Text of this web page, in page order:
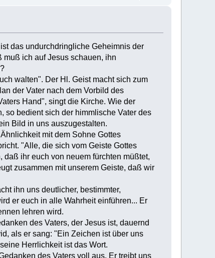
das undurchdringliche Geheimnis der
ich auf Jesus schauen, ihn
walten". Der Hl. Geist macht sich zum
der Vater nach dem Vorbild des
Hand", singt die Kirche. Wie der
so bedient sich der himmlische Vater des
Bild in uns auszugestalten.
mit dem Sohne Gottes
"Alle, die sich vom Geiste Gottes
daß ihr euch von neuem fürchten müßtet,
zusammen mit unserem Geiste, daß wir
ihn uns deutlicher, bestimmter,
er euch in alle Wahrheit einführen... Er
lehren wird.
des Vaters, der Jesus ist, dauernd
als er sang: "Ein Zeichen ist über uns
Herrlichkeit ist das Wort.
des Vaters voll aus. Er treibt uns